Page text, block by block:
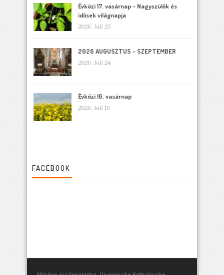
Évközi 17. vasárnap – Nagyszülők és
idősek világnapja
2026. Juli 25
2026 AUGUSZTUS – SZEPTEMBER
2026. Juli 24
Évközi 16. vasárnap
2026. Juli 19
FACEBOOK